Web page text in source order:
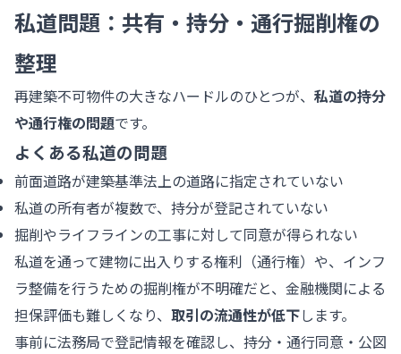
私道問題：共有・持分・通行掘削権の
整理
再建築不可物件の大きなハードルのひとつが、 私道の持分
や通行権の問題です。
よくある私道の問題
前面道路が建築基準法上の道路に指定されていない
私道の所有者が複数で、持分が登記されていない
掘削やライフラインの工事に対して同意が得られない
私道を通って建物に出入りする権利（通行権）や、インフ
ラ整備を行うための掘削権が不明確だと、金融機関による
担保評価も難しくなり、 取引の流通性が低下します。
事前に法務局で登記情報を確認し、持分・通行同意・公図